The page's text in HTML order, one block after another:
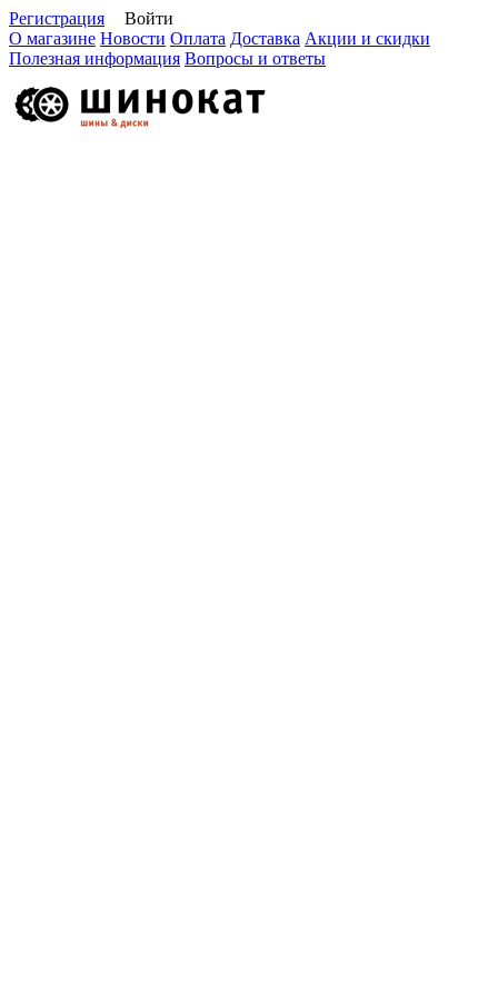
Регистрация
Войти
О магазине Новости Оплата Доставка Акции и скидки
Полезная информация Вопросы и ответы